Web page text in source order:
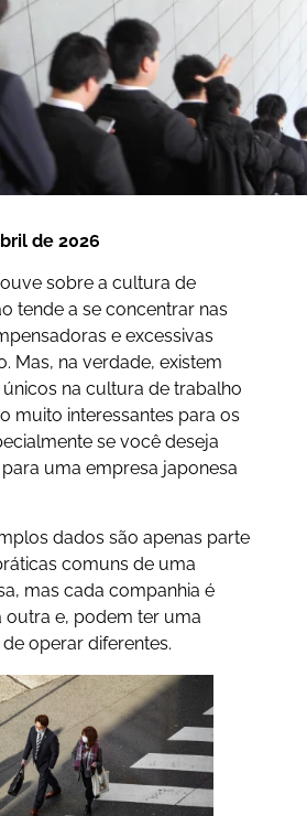
de 2026
sobre a cultura de
tende a se concentrar nas
e excessivas
Mas, na verdade, existem
na cultura de trabalho
muito interessantes para os
se você deseja
uma empresa japonesa
dados são apenas parte
comuns de uma
mas cada companhia é
outra e, podem ter uma
operar diferentes.